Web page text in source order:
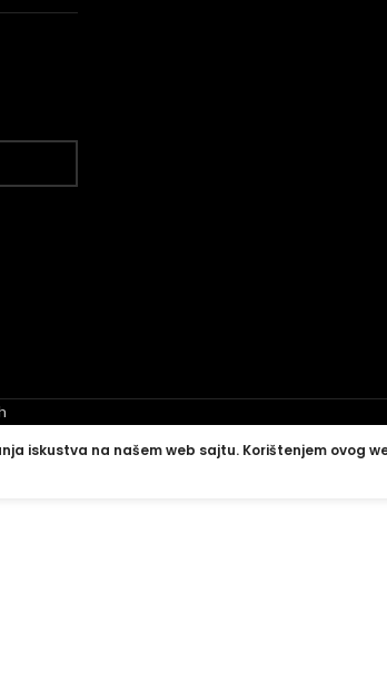
iskustva na našem web sajtu. Korištenjem ovog